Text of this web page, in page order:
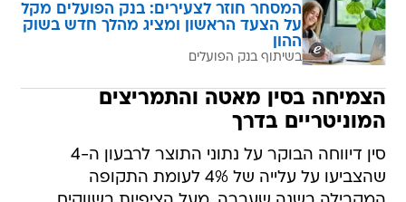
המסחר חוזר לצעירים: בנק הפועלים מקל
על הצעד הראשון ומציג מהלך חדש בשוק
ההון
בשיתוף בנק הפועלים
הצמיחה בסין מאטה והתמריצים
המוניטריים בדרך
סין דיווחה הבוקר על נתוני התוצר לרבעון ה-4
שהצביעו על עלייה של 4% לעומת התקופה